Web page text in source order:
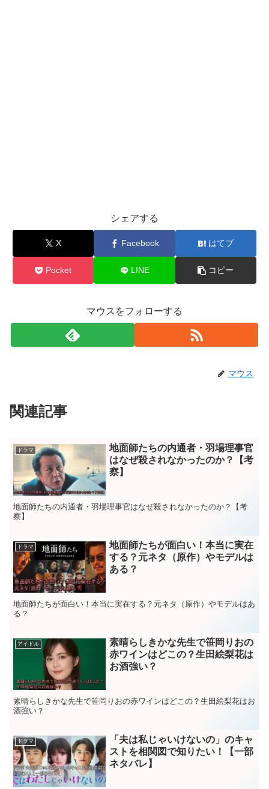
シェアする
X Facebook はてブ
Pocket LINE コピー
マウスをフォローする
マウス
関連記事
ドラマ
地面師たちの内通者・羽場理事官
はなぜ殺されなかったのか？【考
察】
地面師たちの内通者・羽場理事官はなぜ殺されなかったのか？【考
察】
ドラマ
地面師たちが面白い！本当に実在
する？元ネタ（原作）やモデルは
ある？
地面師たちが面白い！本当に実在する？元ネタ（原作）やモデルはあ
る？
アイドル
素晴らしきかな先生で笹岡りおの
赤ワインはどこの？生田絵梨花は
お酒強い？
素晴らしきかな先生で笹岡りおの赤ワインはどこの？生田絵梨花はお
酒強い？
ドラマ
「夫は私じゃいけないの」のキャ
ストを相関図で知りたい！【一部
ネタバレ】